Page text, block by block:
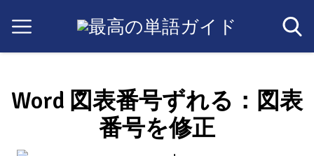
Word 図表番号ずれる：図表
番号を修正